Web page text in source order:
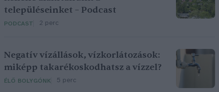
településeinket – Podcast
PODCAST 2 perc
Negatív vízállások, vízkorlátozások:
miképp takarékoskodhatsz a vízzel?
ÉLŐ BOLYGÓNK 5 perc